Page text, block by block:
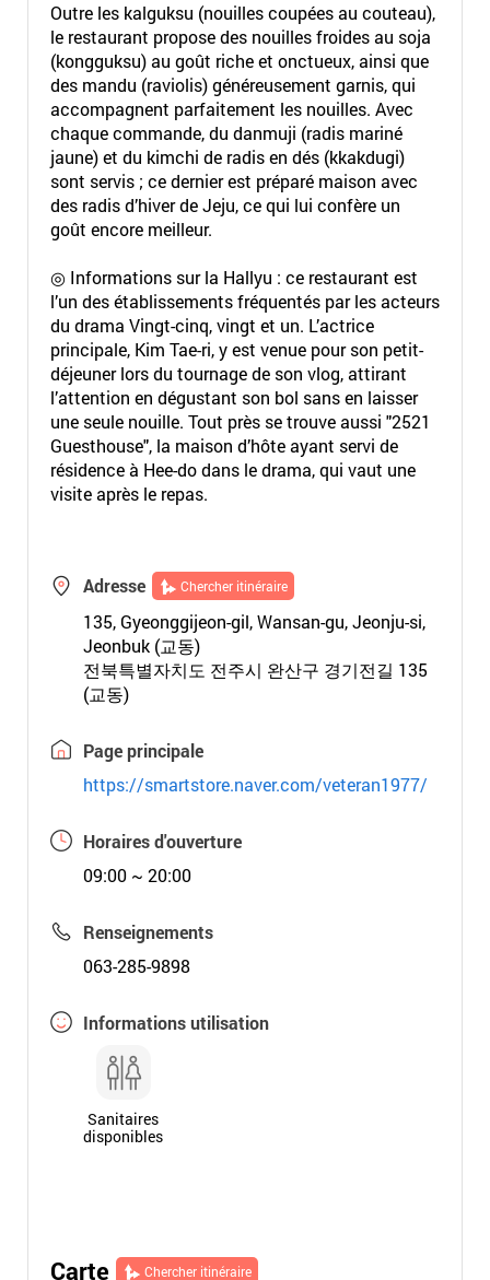
Outre les kalguksu (nouilles coupées au couteau),
le restaurant propose des nouilles froides au soja
(kongguksu) au goût riche et onctueux, ainsi que
des mandu (raviolis) généreusement garnis, qui
accompagnent parfaitement les nouilles. Avec
chaque commande, du danmuji (radis mariné
jaune) et du kimchi de radis en dés (kkakdugi)
sont servis ; ce dernier est préparé maison avec
des radis d’hiver de Jeju, ce qui lui confère un
goût encore meilleur.
◎ Informations sur la Hallyu : ce restaurant est
l’un des établissements fréquentés par les acteurs
du drama Vingt-cinq, vingt et un. L’actrice
principale, Kim Tae-ri, y est venue pour son petit-
déjeuner lors du tournage de son vlog, attirant
l’attention en dégustant son bol sans en laisser
une seule nouille. Tout près se trouve aussi "2521
Guesthouse", la maison d’hôte ayant servi de
résidence à Hee-do dans le drama, qui vaut une
visite après le repas.
Adresse Chercher itinéraire
135, Gyeonggijeon-gil, Wansan-gu, Jeonju-si,
Jeonbuk (교동)
전북특별자치도 전주시 완산구 경기전길 135
(교동)
Page principale
https://smartstore.naver.com/veteran1977/
Horaires d'ouverture
09:00 ~ 20:00
Renseignements
063-285-9898
Informations utilisation
Sanitaires
disponibles
Carte Chercher itinéraire